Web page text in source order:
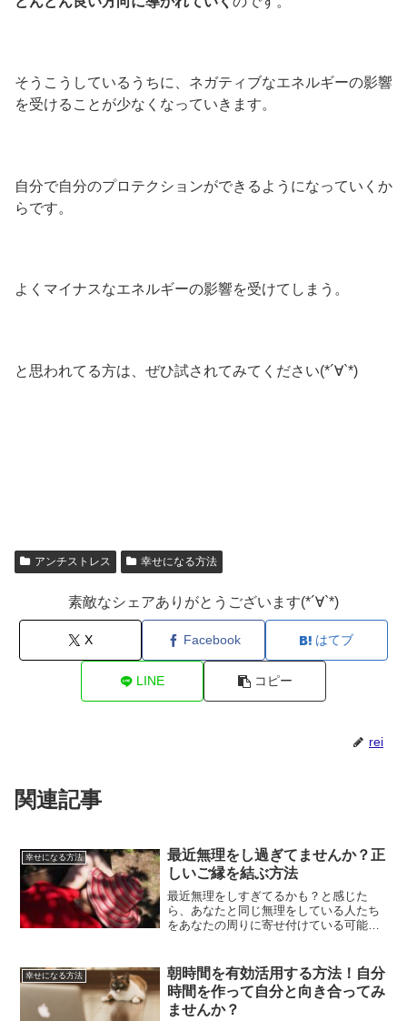
そうこうしているうちに、ネガティブなエネルギーの影響
を受けることが少なくなっていきます。
自分で自分のプロテクションができるようになっていくか
らです。
よくマイナスなエネルギーの影響を受けてしまう。
と思われてる方は、ぜひ試されてみてください(*´∀`*)
アンチストレス 幸せになる方法
素敵なシェアありがとうございます(*´∀`*)
X Facebook はてブ
LINE コピー
rei
関連記事
幸せになる方法
最近無理をし過ぎてませんか？正
しいご縁を結ぶ方法
最近無理をしすぎてるかも？と感じた
ら、あなたと同じ無理をしている人たち
をあなたの周りに寄せ付けている可能性
す。
幸せになる方法
朝時間を有効活用する方法！自分
時間を作って自分と向き合ってみ
ませんか？